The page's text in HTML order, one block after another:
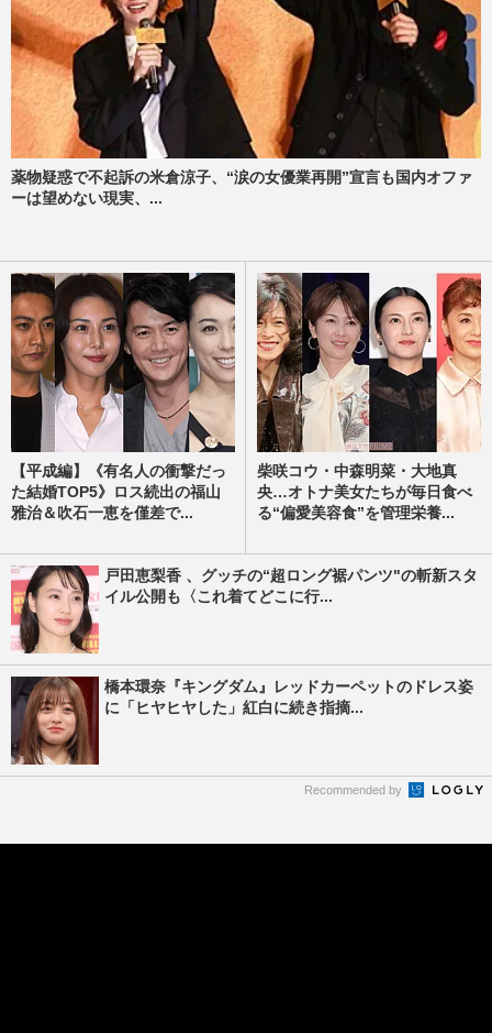
薬物疑惑で不起訴の米倉涼子、“涙の女優業再開”宣言も国内オファ
ーは望めない現実、...
【平成編】《有名人の衝撃だっ
た結婚TOP5》ロス続出の福山
雅治＆吹石一恵を僅差で...
柴咲コウ・中森明菜・大地真
央…オトナ美女たちが毎日食べ
る“偏愛美容食”を管理栄養...
戸田恵梨香 、グッチの“超ロング裾パンツ"の斬新スタ
イル公開も〈これ着てどこに行...
橋本環奈『キングダム』レッドカーペットのドレス姿
に「ヒヤヒヤした」紅白に続き指摘...
Recommended by